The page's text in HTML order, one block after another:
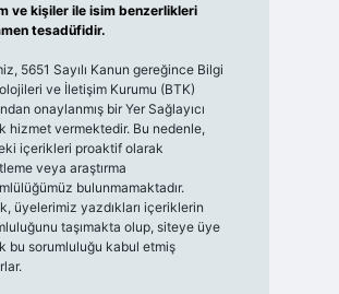
ve kişiler ile isim benzerlikleri
tesadüfidir.
5651 Sayılı Kanun gereğince Bilgi
ve İletişim Kurumu (BTK)
onaylanmış bir Yer Sağlayıcı
hizmet vermektedir. Bu nedenle,
içerikleri proaktif olarak
veya araştırma
bulunmamaktadır.
üyelerimiz yazdıkları içeriklerin
taşımakta olup, siteye üye
bu sorumluluğu kabul etmiş